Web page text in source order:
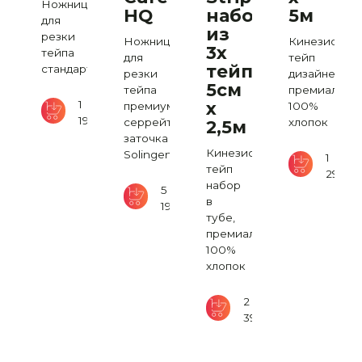
Ножницы
для
резки
тейпа
стандарт
1
190
HQ
Ножницы
для
резки
тейпа
премиум,
серрейторная
заточка
Solingen
5
190
набор
из
3х
тейпов
5см
х
2,5м
Кинезио
тейп
набор
в
тубе,
премиальный
100%
хлопок
2
390
5м
Кинезио
тейп
100%
хлопок
1
290